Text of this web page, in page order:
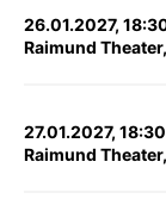
26.01.2027,
Raimund
27.01.2027, 18:30
Raimund